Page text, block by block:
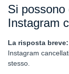
Si
Instagram
La risposta breve:
Instagram
stesso.